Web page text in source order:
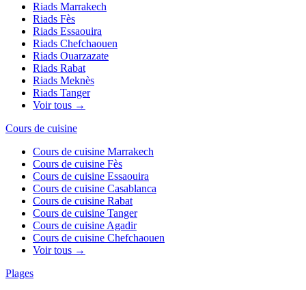
Riads Marrakech
Riads Fès
Riads Essaouira
Riads Chefchaouen
Riads Ouarzazate
Riads Rabat
Riads Meknès
Riads Tanger
Voir tous →
Cours de cuisine
Cours de cuisine Marrakech
Cours de cuisine Fès
Cours de cuisine Essaouira
Cours de cuisine Casablanca
Cours de cuisine Rabat
Cours de cuisine Tanger
Cours de cuisineAgadir
Cours de cuisine Chefchaouen
Voir tous →
Plages